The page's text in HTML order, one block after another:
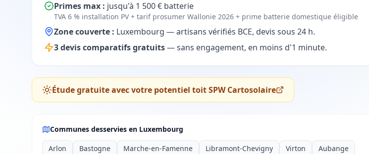
Primes max : jusqu'à 1 500 € batterie
TVA 6 % installation PV + tarif prosumer Wallonie 2026 + prime batterie domestique éligible
Zone couverte : Luxembourg — artisans vérifiés BCE, devis sous 24 h.
3 devis comparatifs gratuits— sans engagement, en moins d'1 minute.
Étude gratuite avec votre potentiel toit SPW Cartosolaire
Communes desservies en Luxembourg
Arlon Bastogne Marche-en-Famenne Libramont-Chevigny Virton
Aubange